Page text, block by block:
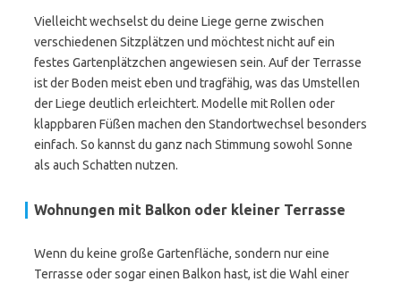
Vielleicht wechselst du deine Liege gerne zwischen
verschiedenen Sitzplätzen und möchtest nicht auf ein
festes Gartenplätzchen angewiesen sein. Auf der Terrasse
ist der Boden meist eben und tragfähig, was das Umstellen
der Liege deutlich erleichtert. Modelle mit Rollen oder
klappbaren Füßen machen den Standortwechsel besonders
einfach. So kannst du ganz nach Stimmung sowohl Sonne
als auch Schatten nutzen.
Wohnungen mit Balkon oder kleiner Terrasse
Wenn du keine große Gartenfläche, sondern nur eine
Terrasse oder sogar einen Balkon hast, ist die Wahl einer